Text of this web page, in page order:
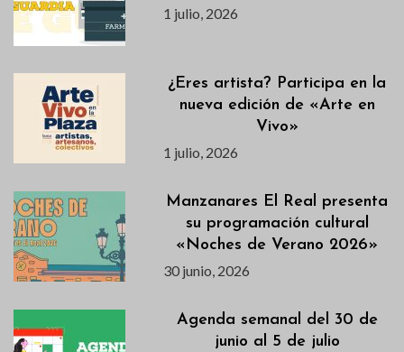
1 julio, 2026
¿Eres artista? Participa en la
nueva edición de «Arte en
Vivo»
1 julio, 2026
Manzanares El Real presenta
su programación cultural
«Noches de Verano 2026»
30 junio, 2026
Agenda semanal del 30 de
junio al 5 de julio